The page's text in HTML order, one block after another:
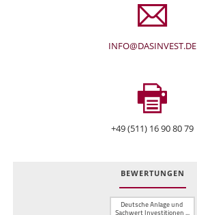
INFO@DASINVEST.DE
+49 (511) 16 90 80 79
BEWERTUNGEN